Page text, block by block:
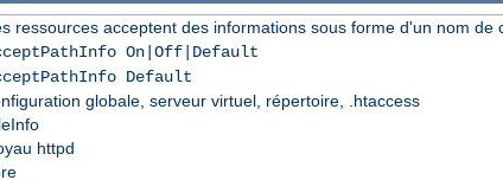
ressources acceptent des informations sous forme d'un nom de
On|Off|Default
Default
globale, serveur virtuel, répertoire, .htaccess
httpd